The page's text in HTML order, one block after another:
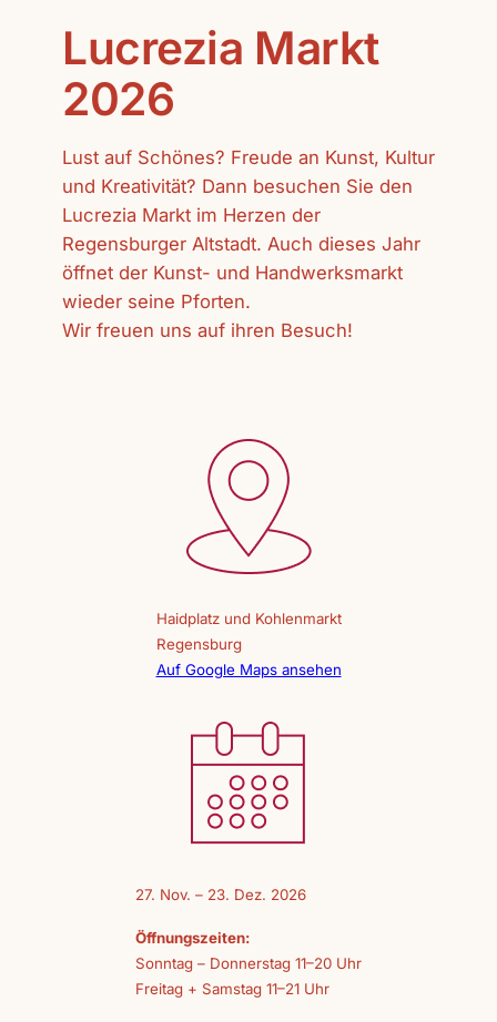
Lucrezia Markt
2026
Lust auf Schönes? Freude an Kunst, Kultur
und Kreativität? Dann besuchen Sie den
Lucrezia Markt im Herzen der
Regensburger Altstadt. Auch dieses Jahr
öffnet der Kunst- und Handwerksmarkt
wieder seine Pforten.
Wir freuen uns auf ihren Besuch!
Haidplatz und Kohlenmarkt
Regensburg
Auf Google Maps ansehen
27. Nov. – 23. Dez. 2026
Öffnungszeiten:
Sonntag – Donnerstag 11–20 Uhr
Freitag + Samstag 11–21 Uhr